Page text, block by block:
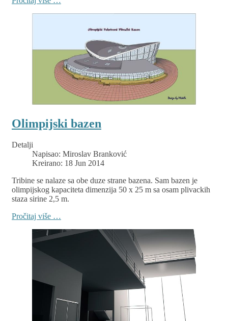
Olimpijski bazen
Detalji
Napisao: Miroslav Branković
Kreirano: 18 Jun 2014
Tribine se nalaze sa obe duze strane bazena. Sam bazen je
olimpijskog kapaciteta dimenzija 50 x 25 m sa osam plivackih
staza sirine 2,5 m.
Pročitaj više …